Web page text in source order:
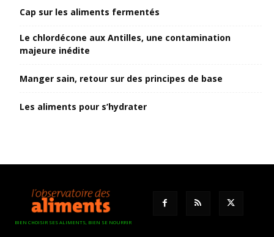
Cap sur les aliments fermentés
Le chlordécone aux Antilles, une contamination
majeure inédite
Manger sain, retour sur des principes de base
Les aliments pour s’hydrater
BIEN CHOISIR SES ALIMENTS, BIEN SE NOURRIR